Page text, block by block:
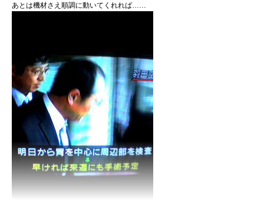
あとは機材さえ順調に動いてくれれば……